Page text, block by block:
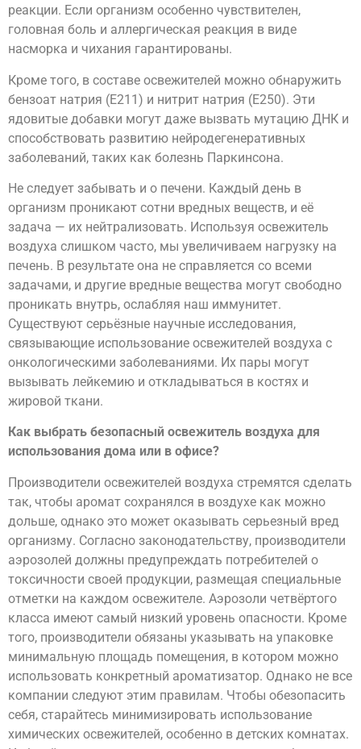
реакции. Если организм особенно чувствителен,
головная боль и аллергическая реакция в виде
насморка и чихания гарантированы.
Кроме того, в составе освежителей можно обнаружить
бензоат натрия (Е211) и нитрит натрия (Е250). Эти
ядовитые добавки могут даже вызвать мутацию ДНК и
способствовать развитию нейродегенеративных
заболеваний, таких как болезнь Паркинсона.
Не следует забывать и о печени. Каждый день в
организм проникают сотни вредных веществ, и её
задача — их нейтрализовать. Используя освежитель
воздуха слишком часто, мы увеличиваем нагрузку на
печень. В результате она не справляется со всеми
задачами, и другие вредные вещества могут свободно
проникать внутрь, ослабляя наш иммунитет.
Существуют серьёзные научные исследования,
связывающие использование освежителей воздуха с
онкологическими заболеваниями. Их пары могут
вызывать лейкемию и откладываться в костях и
жировой ткани.
Как выбрать безопасный освежитель воздуха для
использования дома или в офисе?
Производители освежителей воздуха стремятся сделать
так, чтобы аромат сохранялся в воздухе как можно
дольше, однако это может оказывать серьезный вред
организму. Согласно законодательству, производители
аэрозолей должны предупреждать потребителей о
токсичности своей продукции, размещая специальные
отметки на каждом освежителе. Аэрозоли четвёртого
класса имеют самый низкий уровень опасности. Кроме
того, производители обязаны указывать на упаковке
минимальную площадь помещения, в котором можно
использовать конкретный ароматизатор. Однако не все
компании следуют этим правилам. Чтобы обезопасить
себя, старайтесь минимизировать использование
химических освежителей, особенно в детских комнатах.